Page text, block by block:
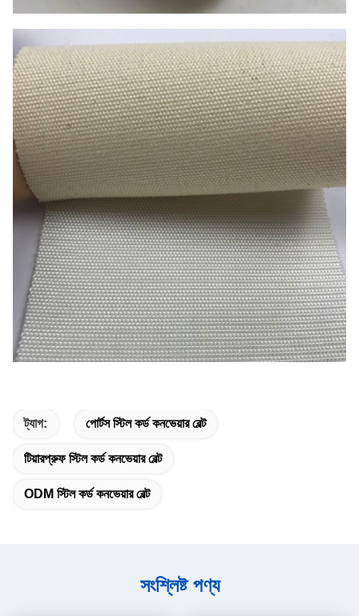
ট্যাগ: পোর্টস স্টিল কর্ড কনভেয়ার বেল্ট
টিয়ারপ্রুফ স্টিল কর্ড কনভেয়ার বেল্ট
ODM স্টিল কর্ড কনভেয়ার বেল্ট
সংশ্লিষ্ট পণ্য